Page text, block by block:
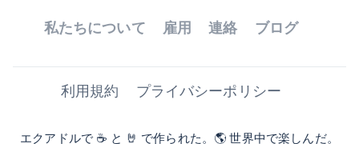
私たちについて 雇用 連絡 ブログ
利用規約 プライバシーポリシー
エクアドルで ☕ と 🤘 で作られた。🌎 世界中で楽しんだ。